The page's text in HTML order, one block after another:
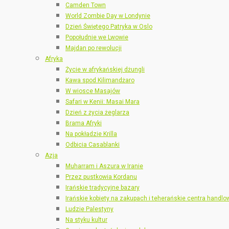
Camden Town
World Zombie Day w Londynie
Dzień Świętego Patryka w Oslo
Popołudnie we Lwowie
Majdan po rewolucji
Afryka
Życie w afrykańskiej dżungli
Kawa spod Kilimandżaro
W wiosce Masajów
Safari w Kenii: Masai Mara
Dzień z życia żeglarza
Brama Afryki
Na pokładzie Krilla
Odbicia Casablanki
Azja
Muharram i Aszura w Iranie
Przez pustkowia Kordanu
Irańskie tradycyjne bazary
Irańskie kobiety na zakupach i teherańskie centra
Ludzie Palestyny
Na styku kultur